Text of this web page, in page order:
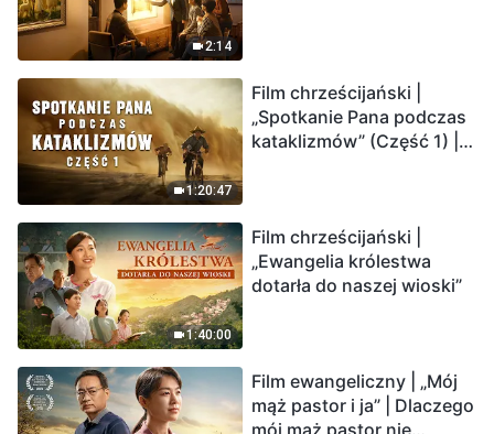
2:14
1:20:47
Film chrześcijański |
„Spotkanie Pana podczas
kataklizmów” (Część 1) |
1:40:00
Film chrześcijański |
„Ewangelia królestwa
dotarła do naszej wioski”
Film ewangeliczny | „Mój
mąż pastor i ja” | Dlaczego
mój mąż pastor nie